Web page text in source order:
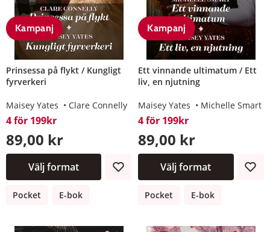
Kampanj
Prinsessa på flykt / Kungligt
fyrverkeri
Maisey Yates Clare Connelly
4 för 199kr
89,00 kr
Välj format
Pocket E-bok
Kampanj
Ett vinnande ultimatum / Ett
liv, en njutning
Maisey Yates Michelle Smart
4 för 199kr
89,00 kr
Välj format
Pocket E-bok